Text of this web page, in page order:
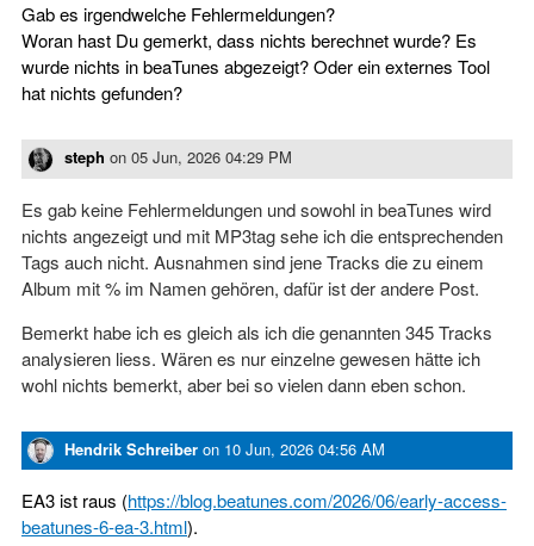
Gab es irgendwelche Fehlermeldungen?
Woran hast Du gemerkt, dass nichts berechnet wurde? Es
wurde nichts in beaTunes abgezeigt? Oder ein externes Tool
hat nichts gefunden?
steph on 05 Jun, 2026 04:29 PM
Es gab keine Fehlermeldungen und sowohl in beaTunes wird
nichts angezeigt und mit MP3tag sehe ich die entsprechenden
Tags auch nicht. Ausnahmen sind jene Tracks die zu einem
Album mit % im Namen gehören, dafür ist der andere Post.
Bemerkt habe ich es gleich als ich die genannten 345 Tracks
analysieren liess. Wären es nur einzelne gewesen hätte ich
wohl nichts bemerkt, aber bei so vielen dann eben schon.
Hendrik Schreiber on 10 Jun, 2026 04:56 AM
EA3 ist raus (https://blog.beatunes.com/2026/06/early-access-
beatunes-6-ea-3.html).